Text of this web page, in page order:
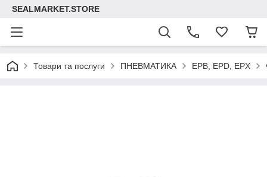
SEALMARKET.STORE
Товари та послуги ПНЕВМАТИКА EPB, EPD, EPX